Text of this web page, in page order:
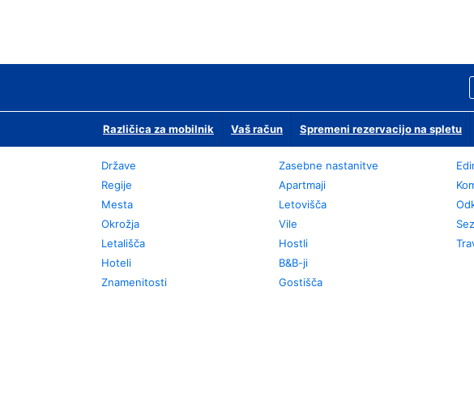
Različica za mobilnik Vaš račun Spremeni rezervacijo na spletu
Države
Regije
Mesta
Okrožja
Letališča
Hoteli
Znamenitosti
Zasebne nastanitve
Apartmaji
Letovišča
Vile
Hostli
B&B-ji
Gostišča